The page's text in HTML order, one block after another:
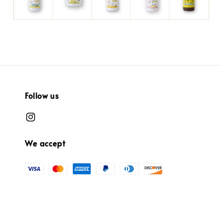
Follow us
We accept